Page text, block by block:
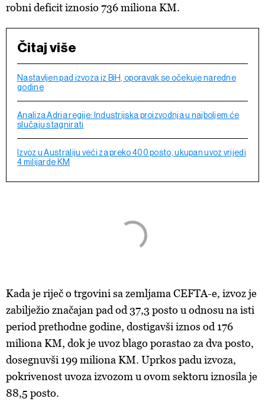
robni deficit iznosio 736 miliona KM.
Čitaj više
Nastavljen pad izvoza iz BiH, oporavak se očekuje naredne
godine
Analiza Adria regije: Industrijska proizvodnja u najboljem će
slučaju stagnirati
Izvoz u Australiju veći za preko 400 posto, ukupan uvoz vrijedi
4 milijarde KM
Kada je riječ o trgovini sa zemljama CEFTA-e, izvoz je
zabilježio značajan pad od 37,3 posto u odnosu na isti
period prethodne godine, dostigavši iznos od 176
miliona KM, dok je uvoz blago porastao za dva posto,
dosegnuvši 199 miliona KM. Uprkos padu izvoza,
pokrivenost uvoza izvozom u ovom sektoru iznosila je
88,5 posto.